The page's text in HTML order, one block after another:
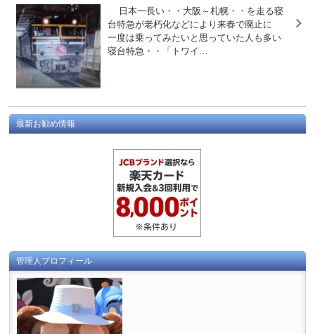
日本一長い・・大阪～札幌・・を走る寝
台特急が老朽化などにより来春で廃止に
一度は乗ってみたいと思っていた人も多い
寝台特急・・「トワイ…
最新お勧め情報
管理人プロフィール